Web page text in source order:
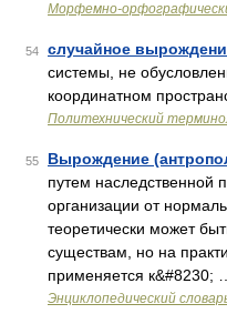
Морфемно-
54 случайное
системы, не
координатном
Политехнический
55 Вырождение
путем наследственной
организации от
теоретически может
существам, но на
применяется к&#8230; …
Энциклопедический